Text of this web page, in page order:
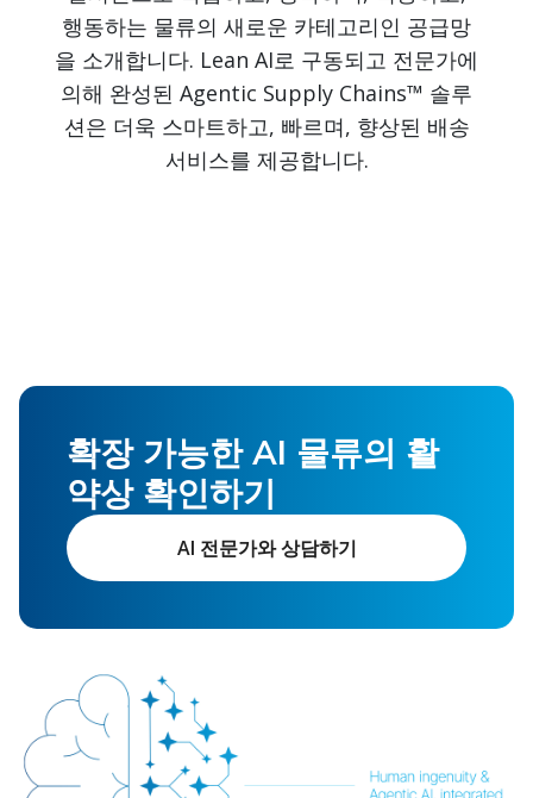
행동하는 물류의 새로운 카테고리인 공급망
을 소개합니다. Lean AI로 구동되고 전문가에
의해 완성된 Agentic Supply Chains™ 솔루
션은 더욱 스마트하고, 빠르며, 향상된 배송
서비스를 제공합니다.
확장 가능한 AI 물류의 활
약상 확인하기
AI 전문가와 상담하기